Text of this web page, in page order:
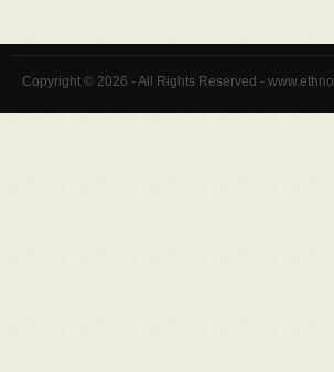
Copyright © 2026 - All Rights Reserved -